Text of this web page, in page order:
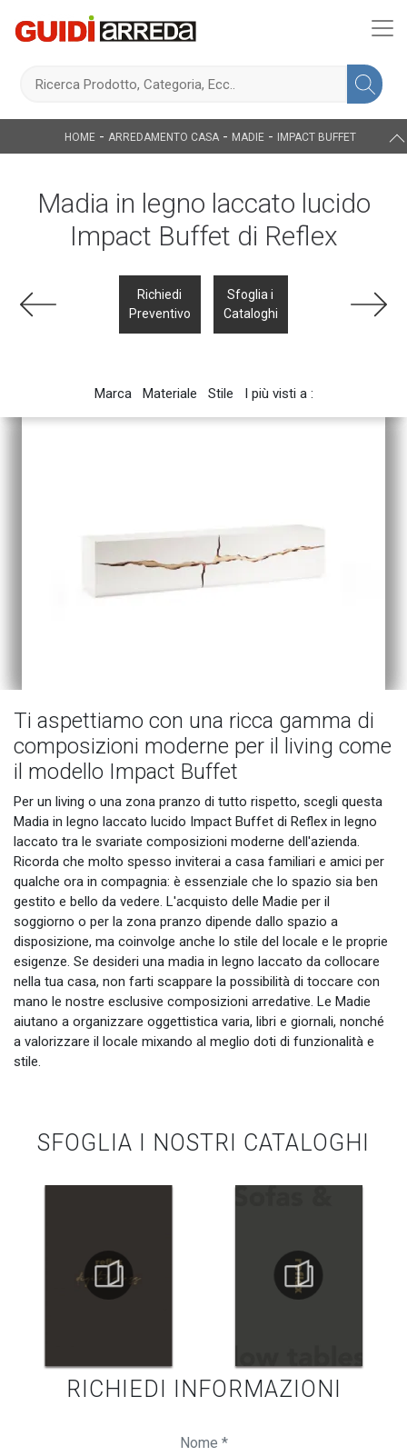
HOME - ARREDAMENTO CASA - MADIE - IMPACT BUFFET
Madia in legno laccato lucido
Impact Buffet di Reflex
Richiedi
Preventivo
Sfoglia i
Cataloghi
Marca Materiale Stile I più visti a :
Ti aspettiamo con una ricca gamma di
composizioni moderne per il living come
il modello Impact Buffet
Per un living o una zona pranzo di tutto rispetto, scegli questa
Madia in legno laccato lucido Impact Buffet di Reflex in legno
laccato tra le svariate composizioni moderne dell'azienda.
Ricorda che molto spesso inviterai a casa familiari e amici per
qualche ora in compagnia: è essenziale che lo spazio sia ben
gestito e bello da vedere. L'acquisto delle Madie per il
soggiorno o per la zona pranzo dipende dallo spazio a
disposizione, ma coinvolge anche lo stile del locale e le proprie
esigenze. Se desideri una madia in legno laccato da collocare
nella tua casa, non farti scappare la possibilità di toccare con
mano le nostre esclusive composizioni arredative. Le Madie
aiutano a organizzare oggettistica varia, libri e giornali, nonché
a valorizzare il locale mixando al meglio doti di funzionalità e
stile.
SFOGLIA I NOSTRI CATALOGHI
RICHIEDI INFORMAZIONI